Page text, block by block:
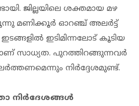
ജില്ലയിലെ ശക്തമായ മഴ
മണിക്കൂര്‍ ഓറഞ്ച് അലര്‍ട്ട്
ഇടങ്ങളില്‍ ഇടിമിന്നലോട് കൂടിയ
സാധ്യത. പുറത്തിറങ്ങുന്നവര്‍
നിര്‍ദ്ദേശമുണ്ട്.
നിർദേശങ്ങൾ